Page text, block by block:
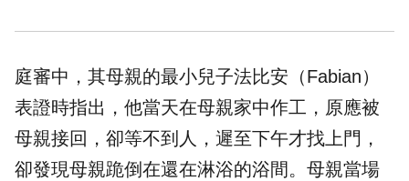
庭審中，其母親的最小兒子法比安（Fabian）
表證時指出，他當天在母親家中作工，原應被
母親接回，卻等不到人，遲至下午才找上門，
卻發現母親跪倒在還在淋浴的浴間。母親當場